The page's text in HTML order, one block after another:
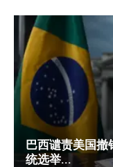
巴西谴责美国撤
统选举...